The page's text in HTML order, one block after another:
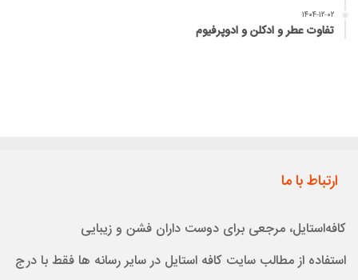
۱۴۰۴-۱۲-۰۲
تفاوت عطر و ادکلن و ادوپرفیوم
ارتباط با ما
کافه‌استایل، مرجعی برای دوست داران فشن و زیبایی
استفاده از مطالب سایت کافه استایل در سایر رسانه ها فقط با درج